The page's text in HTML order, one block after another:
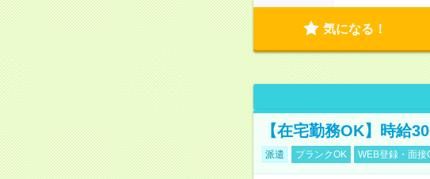
気になる！
【在宅勤務OK】時給
派遣 ブランクOK WEB登録・面接